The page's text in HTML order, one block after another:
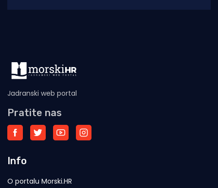
Jadranski web portal
Pratite nas
Info
O portalu Morski.HR